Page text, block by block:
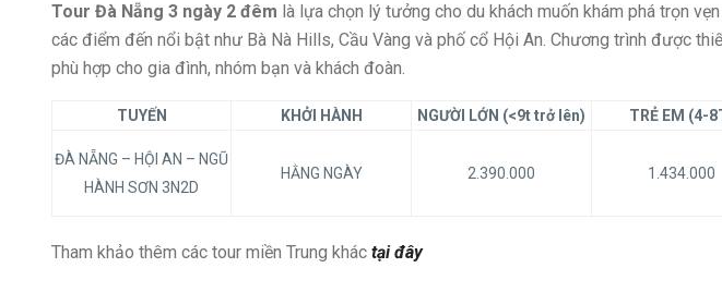
Tour Đà Nẵng 3 ngày 2 đêm là lựa chọn lý tưởng cho du khách muốn khám phá trọn
các điểm đến nổi bật như Bà Nà Hills, Cầu Vàng và phố cổ Hội An. Chương trình được
phù hợp cho gia đình, nhóm bạn và khách đoàn.
TUYẾN KHỞI HÀNH NGƯỜI LỚN (<9t trở lên) TRẺ EM (4-
ĐÀ NẴNG – HỘI AN – NGŨ
HÀNH SƠN 3N2D
HẰNG NGÀY 2.390.000 1.434.000
Tham khảo thêm các tour miền Trung khác tại đây